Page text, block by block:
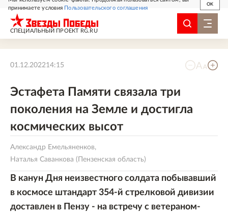
принимаете условия Пользовательского соглашения
OK
СПЕЦИАЛЬНЫЙ ПРОЕКТ RG.RU
01.12.202214:15
Эстафета Памяти связала три
поколения на Земле и достигла
космических высот
Александр Емельяненков,
Наталья Саванкова (Пензенская область)
В канун Дня неизвестного солдата побывавший
в космосе штандарт 354-й стрелковой дивизии
доставлен в Пензу - на встречу с ветераном-